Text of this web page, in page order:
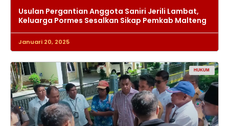
Usulan Pergantian Anggota Saniri Jerili Lambat,
Keluarga Pormes Sesalkan Sikap Pemkab Malteng
Januari 20, 2025
HUKUM